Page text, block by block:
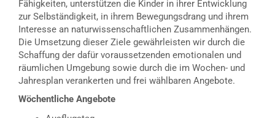
Fähigkeiten, unterstützen die Kinder in ihrer Entwicklung
zur Selbständigkeit, in ihrem Bewegungsdrang und ihrem
Interesse an naturwissenschaftlichen Zusammenhängen.
Die Umsetzung dieser Ziele gewährleisten wir durch die
Schaffung der dafür voraussetzenden emotionalen und
räumlichen Umgebung sowie durch die im Wochen- und
Jahresplan verankerten und frei wählbaren Angebote.
Wöchentliche Angebote